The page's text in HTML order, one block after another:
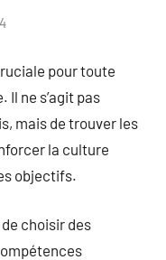
pour toute
Il ne s’agit pas
mais de trouver les
la culture
objectifs.
choisir des